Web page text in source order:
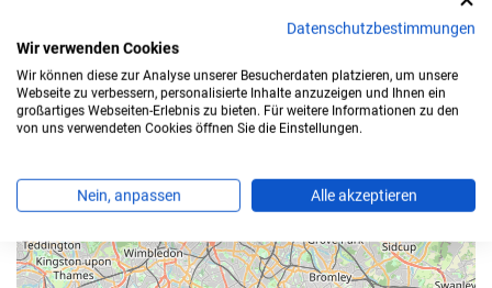
Datenschutzbestimmungen
Wir verwenden Cookies
Wir können diese zur Analyse unserer Besucherdaten platzieren, um unsere
Webseite zu verbessern, personalisierte Inhalte anzuzeigen und Ihnen ein
großartiges Webseiten-Erlebnis zu bieten. Für weitere Informationen zu den
von uns verwendeten Cookies öffnen Sie die Einstellungen.
Nein, anpassen Alle akzeptieren